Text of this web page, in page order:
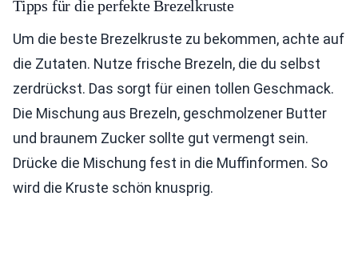
Tipps für die perfekte Brezelkruste
Um die beste Brezelkruste zu bekommen, achte auf
die Zutaten. Nutze frische Brezeln, die du selbst
zerdrückst. Das sorgt für einen tollen Geschmack.
Die Mischung aus Brezeln, geschmolzener Butter
und braunem Zucker sollte gut vermengt sein.
Drücke die Mischung fest in die Muffinformen. So
wird die Kruste schön knusprig.